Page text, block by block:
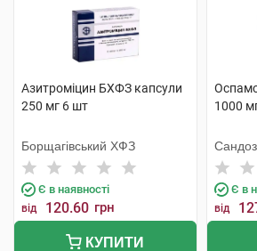
Азитроміцин БХФЗ капсули
250 мг 6 шт
Борщагівський ХФЗ
Є в наявності
від 120.60 грн
КУПИТИ
1000
Сандоз
Є в
від